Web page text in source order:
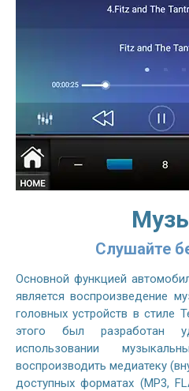
Слушайте
Основной функцией
является воспроизведение
головных устройств в стиле
этого был разработан
использовании
воспроизводить медиатеку
доступных форматах (MP3,